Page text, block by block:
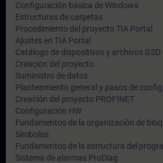
Configuración básica de Windows
Estructuras de carpetas
Procedimiento del proyecto TIA Portal
Ajustes en TIA Portal
Catálogo de dispositivos y archivos GSD
Creación del proyecto
Suministro de datos
Planteamiento general y pasos de
Creación del proyecto PROFINET
Configuración HW
Fundamentos de la organización de
Símbolos
Fundamentos de la estructura del
Sistema de alarmas ProDiag